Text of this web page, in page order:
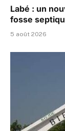
Labé : un
fosse
5 août 2026